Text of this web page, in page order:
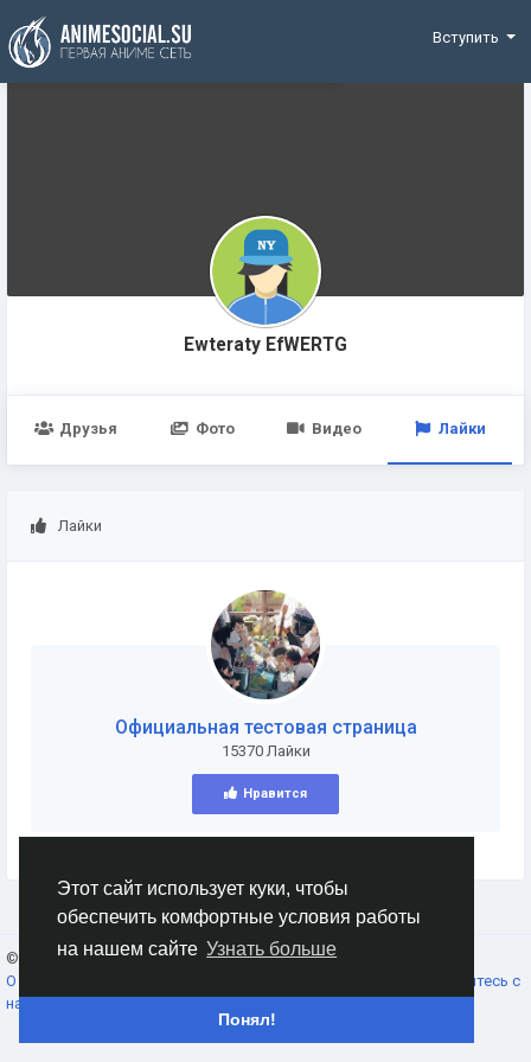
Этот сайт использует куки, чтобы
обеспечить комфортные условия работы
на нашем сайте Узнать больше
Понял!
Funding
Вступить
Ewteraty EfWERTG
Друзья Фото Видео Лайки
Лайки
Официальная тестовая страница
15370 Лайки
Нравится
© 2026 AnimeSocial.SU - Первая аниме сеть!
О нас
Свяжитесь с
нами